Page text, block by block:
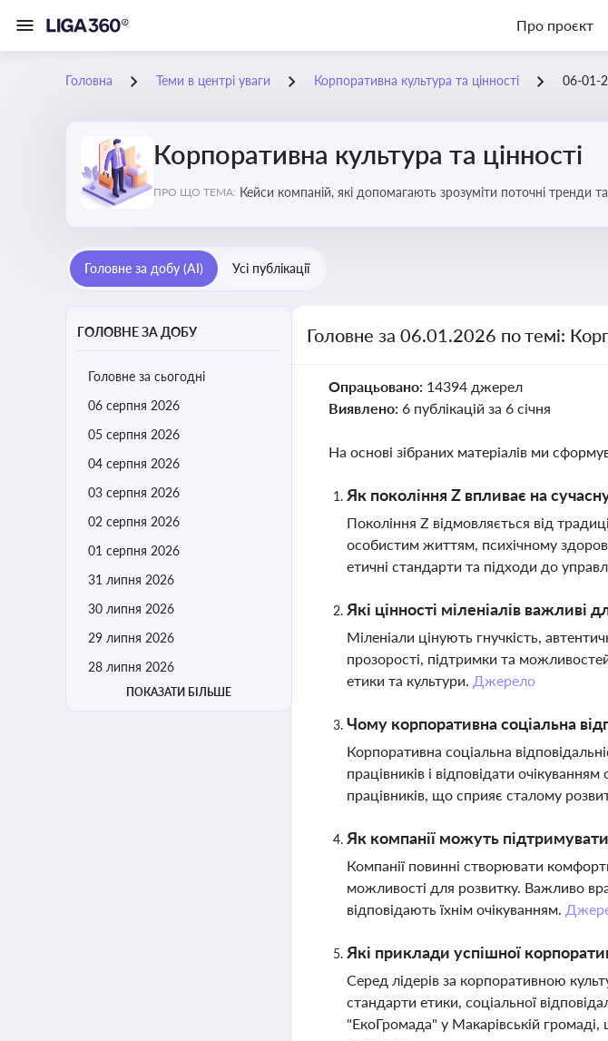
Про проєкт
Головна Теми в центрі уваги Корпоративна культура та цінності 06-01-
Корпоративна культура та цінності
ПРО ЩО ТЕМА: Кейси компаній, які допомагають зрозуміти поточні тренди
Головне за добу (AI) Усі публікації
ГОЛОВНЕ ЗА ДОБУ
Головне за сьогодні
06 серпня 2026
05 серпня 2026
04 серпня 2026
03 серпня 2026
02 серпня 2026
01 серпня 2026
31 липня 2026
30 липня 2026
29 липня 2026
28 липня 2026
ПОКАЗАТИ БІЛЬШЕ
Головне за 06.01.2026 по темі:
Опрацьовано: 14394 джерел
Виявлено: 6 публікацій за 6 січня
На основі зібраних матеріалів ми
Як покоління Z впливає на
Покоління Z відмовляється від
особистим життям, психічному
етичні стандарти та підходи до
Які цінності міленіалів важливі
Міленіали цінують гнучкість,
прозорості, підтримки та
етики та культури. Джерело
Чому корпоративна соціальна
Корпоративна соціальна
працівників і відповідати
працівників, що сприяє сталому
Як компанії можуть
Компанії повинні створювати
можливості для розвитку. Важливо
відповідають їхнім очікуванням.
Які приклади успішної
Серед лідерів за корпоративною
стандарти етики, соціальної
"ЕкоГромада" у Макарівській громаді,